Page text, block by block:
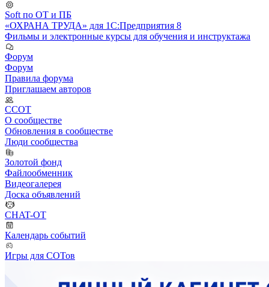
Soft по ОТ и ПБ
«ОХРАНА ТРУДА» для 1С:Предприятия 8
Фильмы и электронные курсы для обучения и инструктажа
Форум
Форум
Правила форума
Приглашаем авторов
ССОТ
О сообществе
Обновления в сообществе
Люди сообщества
Золотой фонд
Файлообменник
Видеогалерея
Доска объявлений
CHAT-OT
Календарь событий
Игры для СОТов